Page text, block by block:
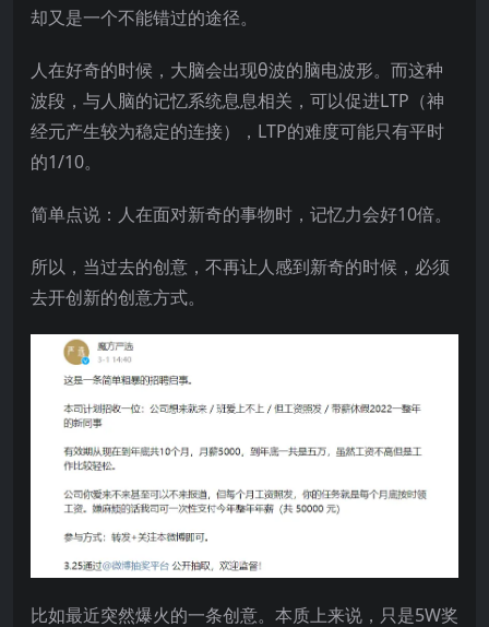
却又是一个不能错过的途径。
人在好奇的时候，大脑会出现θ波的脑电波形。而这种
波段，与人脑的记忆系统息息相关，可以促进LTP（神
经元产生较为稳定的连接），LTP的难度可能只有平时
的1/10。
简单点说：人在面对新奇的事物时，记忆力会好10倍。
所以，当过去的创意，不再让人感到新奇的时候，必须
去开创新的创意方式。
比如最近突然爆火的一条创意。本质上来说，只是5W奖